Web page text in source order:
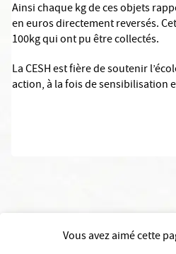
Ainsi chaque kg de ces objets
en euros directement reversés.
100kg qui ont pu être collectés.
La CESH est fière de soutenir
action, à la fois de sensibilisation
Vous avez aimé cette